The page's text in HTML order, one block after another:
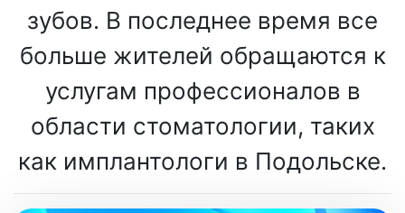
зубов. В последнее время все
больше жителей обращаются к
услугам профессионалов в
области стоматологии, таких
как имплантологи в Подольске.